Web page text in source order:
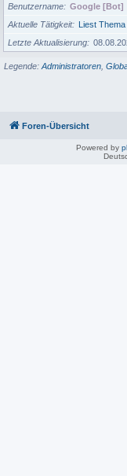
Benutzername
Google [Bot]
Aktuelle Tätigkeit
Liest
Letzte Aktualisierung
Legende: Administratoren
Foren-Übersicht
Powered by